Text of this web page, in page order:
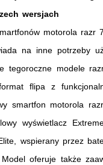
wersjach
motorola
na inne potrzeby
tegoroczne modele
flipa z
smartfon motorola
wyświetlacz
wspierany przez
oferuje także